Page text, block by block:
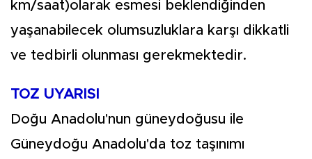
km/saat)olarak esmesi beklendiğinden
yaşanabilecek olumsuzluklara karşı dikkatli
ve tedbirli olunması gerekmektedir.
TOZ UYARISI
Doğu Anadolu'nun güneydoğusu ile
Güneydoğu Anadolu'da toz taşınımı